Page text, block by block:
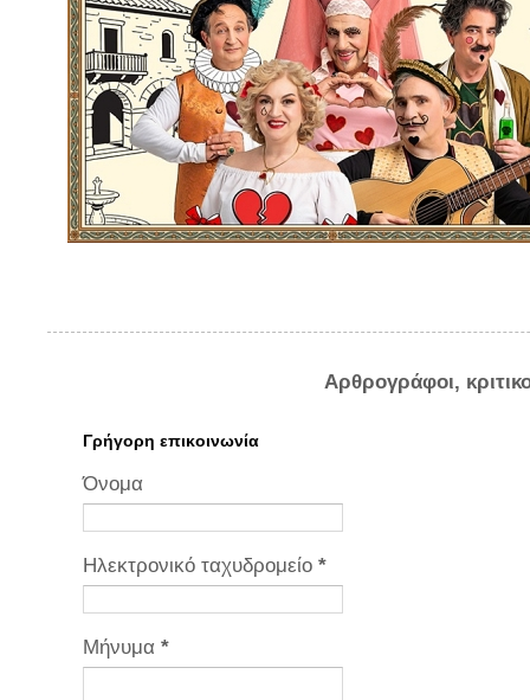
Αρθρογράφοι,
Γρήγορη επικοινωνία
Όνομα
Ηλεκτρονικό ταχυδρομείο *
Μήνυμα *